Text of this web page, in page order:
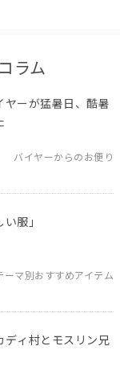
ラム
ヤーが猛暑日、酷暑
バイヤーからのお便り
服」
ーマ別おすすめアイテム
ディ村とモスリン兄